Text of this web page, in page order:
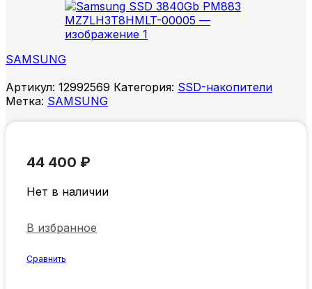
SAMSUNG
Артикул: 12992569 Категория: SSD-накопители
Метка: SAMSUNG
44 400 ₽
Нет в наличии
В избранное
Сравнить